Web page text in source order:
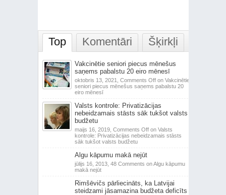
Top Komentāri Šķirkļi
Vakcinētie seniori piecus mēnešus
saņems pabalstu 20 eiro mēnesī
oktobris 13, 2021, Comments Offon Vakcinētie
seniori piecus mēnešus saņems pabalstu 20
eiro mēnesī
Valsts kontrole: Privatizācijas
nebeidzamais stāsts sāk tukšot valsts
budžetu
maijs 16, 2019, Comments Offon Valsts
kontrole: Privatizācijas nebeidzamais stāsts
sāk tukšot valsts budžetu
Algu kāpumu makā nejūt
jūlijs 16, 2013, 48 Comments on Algu kāpumu
makā nejūt
Rimšēvičs pārliecināts, ka Latvijai
steidzami jāsamazina budžeta deficīts